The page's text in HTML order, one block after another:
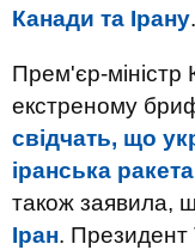
Канади та Ірану.
Прем'єр-
екстреному
свідчать, що
іранська
також заявила,
Іран. Президент